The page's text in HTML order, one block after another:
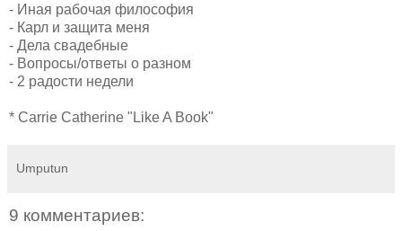
- Иная рабочая философия
- Карл и защита меня
- Дела свадебные
- Вопросы/ответы о разном
- 2 радости недели
* Carrie Catherine "Like A Book"
Umputun
9 комментариев: